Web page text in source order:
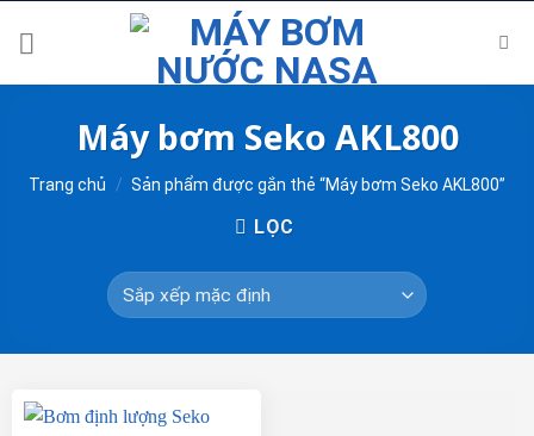
Máy bơm Seko AKL800
Trang chủ / Sản phẩm được gắn thẻ “Máy bơm Seko AKL800”
LỌC